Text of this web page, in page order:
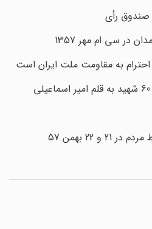
رأی
سی ام مهر 1357
به مقاومت ملت ایران است
بهمن 57